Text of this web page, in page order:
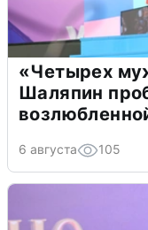
«Четырех
Шаляпин
6 августа 105